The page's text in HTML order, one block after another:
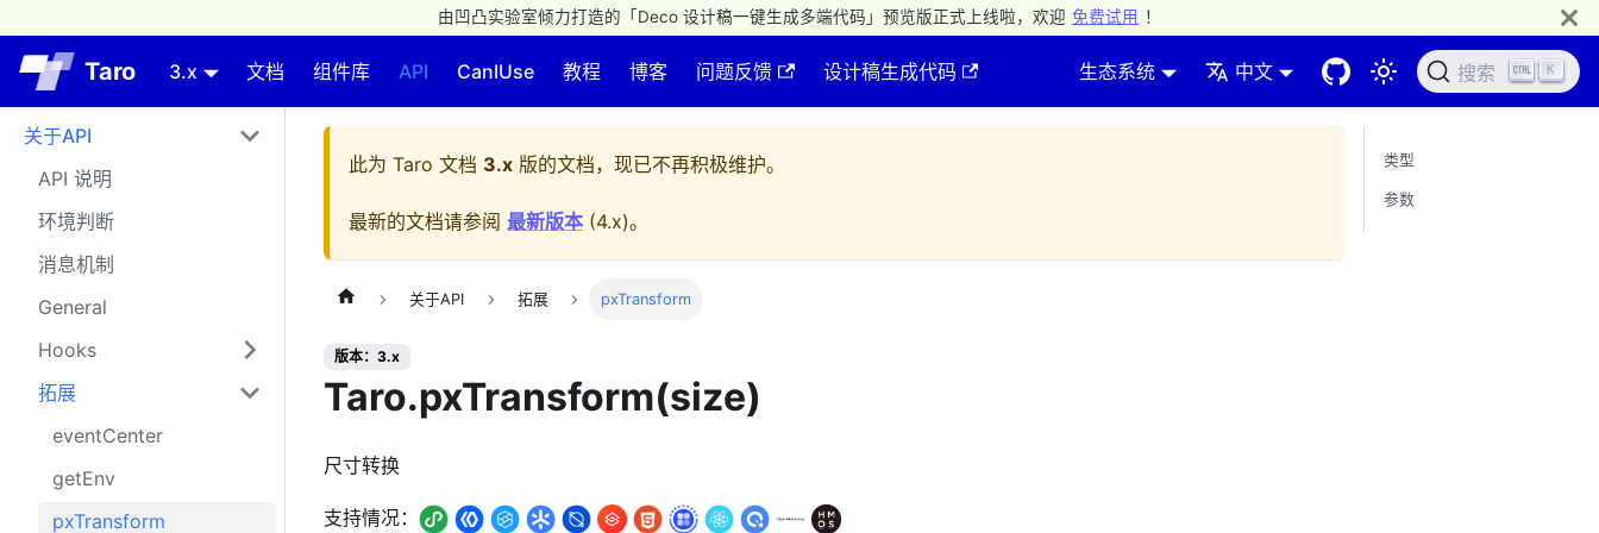
由凹凸实验室倾力打造的「Deco 设计稿一键生成多端代码」预览版正式上线啦，欢迎 免费试用 ！
Taro 3.x 文档 组件库 API CanIUse 教程 博客 问题反馈 设计稿生成代码 生态系统 中文 搜索 K
关于API
API 说明
环境判断
消息机制
General
Hooks
拓展
eventCenter
getEnv
pxTransform
此为 Taro 文档 3.x 版的文档，现已不再积极维护。
最新的文档请参阅 最新版本 (4.x)。
关于API 拓展 pxTransform
版本：3.x
Taro.pxTransform(size)
尺寸转换
支持情况：
类型
参数